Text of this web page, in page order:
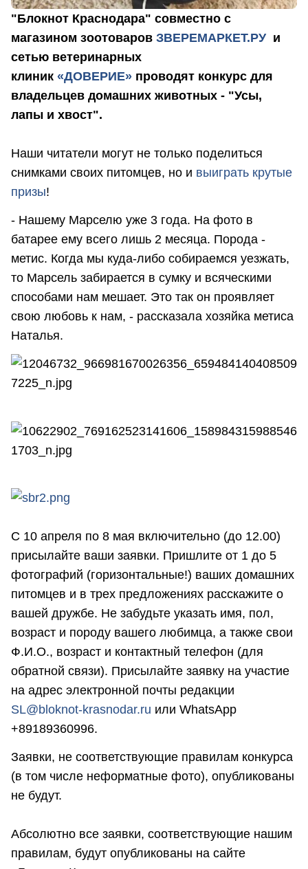
"Блокнот Краснодара" совместно с
магазином зоотоваров ЗВЕРЕМАРКЕТ.РУи
сетью ветеринарных
клиник «ДОВЕРИЕ» проводят конкурс для
владельцев домашних животных - "Усы,
лапы и хвост".
Наши читатели могут не только поделиться
снимками своих питомцев, но и выиграть крутые
призы!
- Нашему Марселю уже 3 года. На фото в
батарее ему всего лишь 2 месяца. Порода -
метис. Когда мы куда-либо собираемся уезжать,
то Марсель забирается в сумку и всяческими
способами нам мешает. Это так он проявляет
свою любовь к нам, - рассказала хозяйка метиса
Наталья.
С 10 апреля по 8 мая включительно (до 12.00)
присылайте ваши заявки. Пришлите от 1 до 5
фотографий (горизонтальные!) ваших домашних
питомцев и в трех предложениях расскажите о
вашей дружбе. Не забудьте указать имя, пол,
возраст и породу вашего любимца, а также свои
Ф.И.О., возраст и контактный телефон (для
обратной связи). Присылайте заявку на участие
на адрес электронной почты редакции
SL@bloknot-krasnodar.ru или WhatsApp
+89189360996.
Заявки, не соответствующие правилам конкурса
(в том числе неформатные фото), опубликованы
не будут.
Абсолютно все заявки, соответствующие нашим
правилам, будут опубликованы на сайте